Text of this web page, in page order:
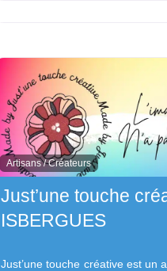
Artisans / Créateurs
Just’une touche
ISBERGUES
Just’une touche créative est un